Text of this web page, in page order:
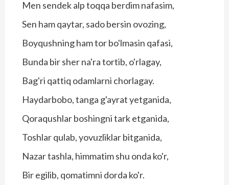
Men sendek alp toqqa berdim nafasim,
Sen ham qaytar, sado bersin ovozing,
Boyqushning ham tor bo'lmasin qafasi,
Bunda bir sher na'ra tortib, o'rlagay,
Bag'ri qattiq odamlarni chorlagay.
Haydarbobo, tanga g'ayrat yetganida,
Qoraqushlar boshingni tark etganida,
Toshlar qulab, yovuzliklar bitganida,
Nazar tashla, himmatim shu onda ko'r,
Bir egilib, qomatimni dorda ko'r.